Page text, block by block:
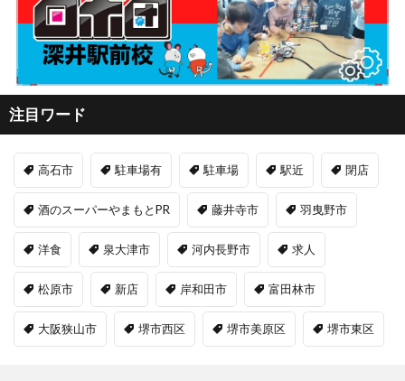
注目ワード
高石市 駐車場有 駐車場 駅近 閉店
酒のスーパーやまもとPR 藤井寺市 羽曳野市
洋食 泉大津市 河内長野市 求人
松原市 新店 岸和田市 富田林市
大阪狭山市 堺市西区 堺市美原区 堺市東区